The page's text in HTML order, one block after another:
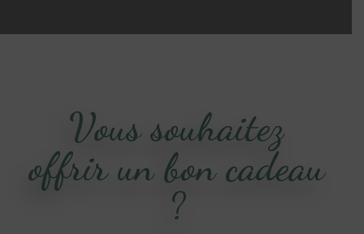
Vous souhaitez
offrir un bon cadeau
?